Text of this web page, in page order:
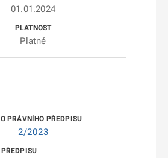
01.01.2024
Platné
2/2023